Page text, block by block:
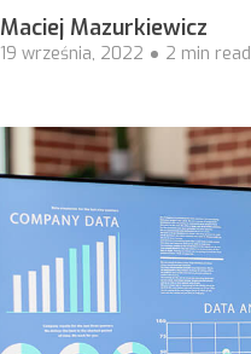
Maciej Mazurkiewicz
19 września, 2022 2 min read